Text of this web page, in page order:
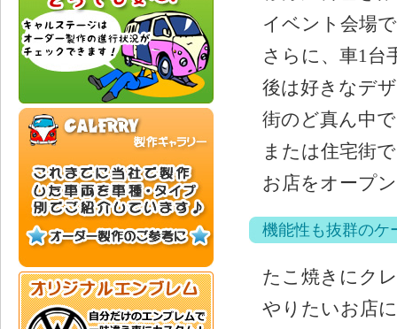
イベント会場
さらに、車1台
後は好きなデ
街のど真ん中
または住宅街
お店をオープ
機能性も抜群のケ
たこ焼きにク
やりたいお店